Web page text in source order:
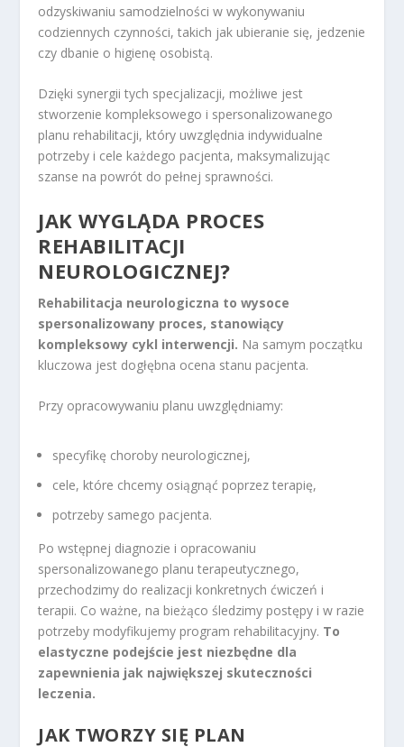
odzyskiwaniu samodzielności w wykonywaniu
codziennych czynności, takich jak ubieranie się, jedzenie
czy dbanie o higienę osobistą.
Dzięki synergii tych specjalizacji, możliwe jest
stworzenie kompleksowego i spersonalizowanego
planu rehabilitacji, który uwzględnia indywidualne
potrzeby i cele każdego pacjenta, maksymalizując
szanse na powrót do pełnej sprawności.
JAK WYGLĄDA PROCES
REHABILITACJI
NEUROLOGICZNEJ?
Rehabilitacja neurologiczna to wysoce
spersonalizowany proces, stanowiący
kompleksowy cykl interwencji. Na samym początku
kluczowa jest dogłębna ocena stanu pacjenta.
Przy opracowywaniu planu uwzględniamy:
specyfikę choroby neurologicznej,
cele, które chcemy osiągnąć poprzez terapię,
potrzeby samego pacjenta.
Po wstępnej diagnozie i opracowaniu
spersonalizowanego planu terapeutycznego,
przechodzimy do realizacji konkretnych ćwiczeń i
terapii. Co ważne, na bieżąco śledzimy postępy i w razie
potrzeby modyfikujemy program rehabilitacyjny. To
elastyczne podejście jest niezbędne dla
zapewnienia jak największej skuteczności
leczenia.
JAK TWORZY SIĘ PLAN